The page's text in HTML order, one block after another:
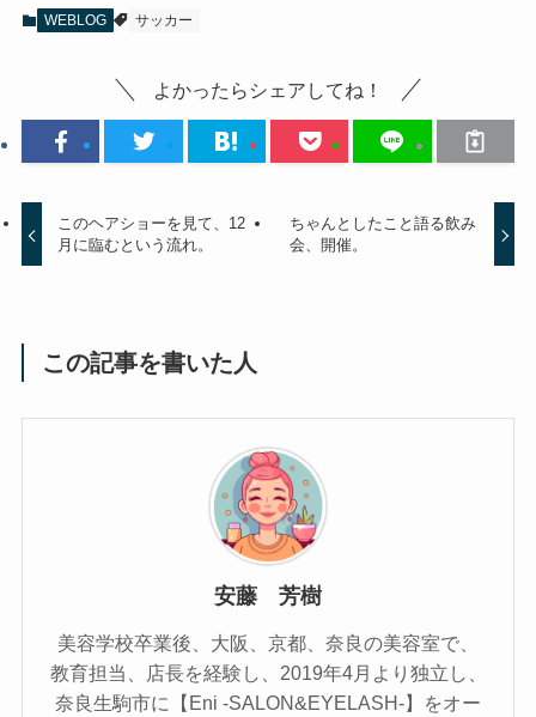
WEBLOG サッカー
よかったらシェアしてね！
このヘアショーを見て、12
月に臨むという流れ。
ちゃんとしたこと語る飲み
会、開催。
この記事を書いた人
安藤 芳樹
美容学校卒業後、大阪、京都、奈良の美容室で、
教育担当、店長を経験し、2019年4月より独立し、
奈良生駒市に【Eni -SALON&EYELASH-】をオー